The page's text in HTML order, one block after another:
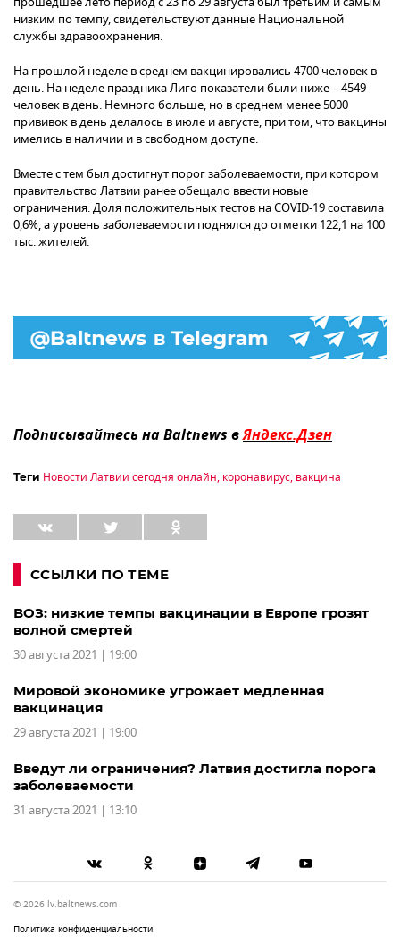
низким по темпу, свидетельствуют данные Национальной
службы здравоохранения.
На прошлой неделе в среднем вакцинировались 4700 человек в
день. На неделе праздника Лиго показатели были ниже – 4549
человек в день. Немного больше, но в среднем менее 5000
прививок в день делалось в июле и августе, при том, что вакцины
имелись в наличии и в свободном доступе.
Вместе с тем был достигнут порог заболеваемости, при котором
правительство Латвии ранее обещало ввести новые
ограничения. Доля положительных тестов на COVID-19 составила
0,6%, а уровень заболеваемости поднялся до отметки 122,1 на 100
тыс. жителей.
Подписывайтесь на Baltnews вЯндекс.Дзен
Теги Новости Латвии сегодня онлайн, коронавирус, вакцина
ССЫЛКИ ПО ТЕМЕ
ВОЗ: низкие темпы вакцинации в Европе грозят
волной смертей
30 августа 2021 | 19:00
Мировой экономике угрожает медленная
вакцинация
29 августа 2021 | 19:00
Введут ли ограничения? Латвия достигла порога
заболеваемости
31 августа 2021 | 13:10
© 2026 lv.baltnews.com
Политика конфиденциальности